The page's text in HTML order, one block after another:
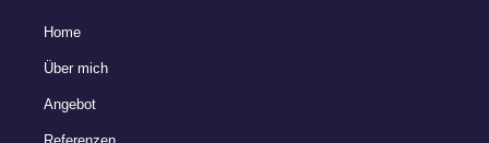
Home
Über mich
Angebot